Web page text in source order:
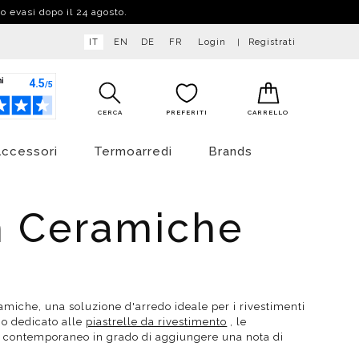
evasi dopo il 24 agosto.
IT EN DE FR Login Registrati
CERCA PREFERITI CARRELLO
da esterno
legno
resina
cemento
cementina o patchwork
A Terra
Sospesi
doccia
Miscelatori
Da muro
Da appoggio
Sgabelli
Tergivetro
Termoarredi Brands
Ceramiche
una soluzione d'arredo ideale per i rivestimenti
dedicato alle piastrelle da rivestimento , le
in grado di aggiungere una nota di